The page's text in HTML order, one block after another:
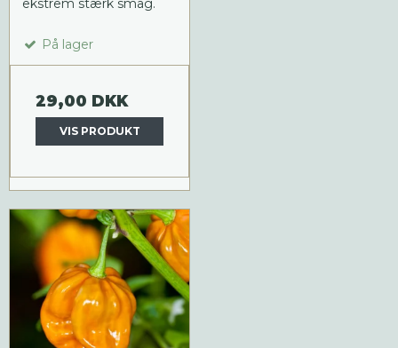
ekstrem stærk smag.
På lager
29,00 DKK
VIS PRODUKT